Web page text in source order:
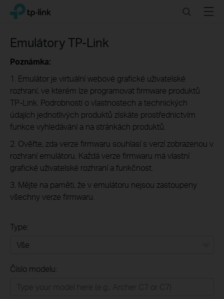
Click
navigation
TP-Link, Reliably Smart SearchMenu
Emulátory TP-Link
Poznámka:
1. Emulátor je virtuální webové grafické uživatelské
rozhraní, ve kterém lze programovat firmware produktů
TP-Link. Podrobnosti o vlastnostech a technických
údajích jednotlivých produktů získáte prostřednictvím
funkce vyhledávání a na stránkách produktů.
2. Ověřte, zda verze firmwaru souhlasí s verzí zobrazenou v
rozhraní emulátoru. Každá verze firmwaru má vlastní
grafické uživatelské rozhraní a funkčnost.
3. Mějte na paměti, že v emulátoru nejsou zastoupeny
všechny verze firmwaru.
Type:
Číslo modelu: